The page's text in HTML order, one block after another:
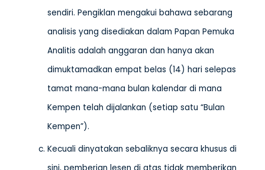
sendiri. Pengiklan mengakui bahawa sebarang
analisis yang disediakan dalam Papan Pemuka
Analitis adalah anggaran dan hanya akan
dimuktamadkan empat belas (14) hari selepas
tamat mana-mana bulan kalendar di mana
Kempen telah dijalankan (setiap satu “Bulan
Kempen”).
Kecuali dinyatakan sebaliknya secara khusus di